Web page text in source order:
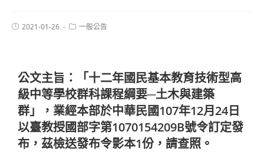
2021-01-26 一般公告
公文主旨：「十二年國民基本教育技術型高
級中等學校群科課程綱要─土木與建築
群」，業經本部於中華民國107年12月24日
以臺教授國部字第1070154209B號令訂定發
布，茲檢送發布令影本1份，請查照。